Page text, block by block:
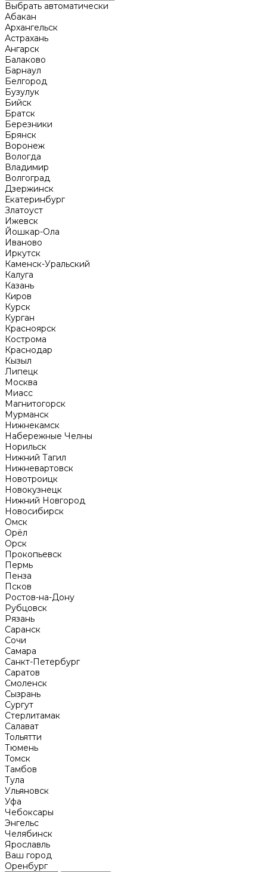
Выбрать автоматически
Абакан
Архангельск
Астрахань
Ангарск
Балаково
Барнаул
Белгород
Бузулук
Бийск
Братск
Березники
Брянск
Воронеж
Вологда
Владимир
Волгоград
Дзержинск
Екатеринбург
Златоуст
Ижевск
Йошкар-Ола
Иваново
Иркутск
Каменск-Уральский
Калуга
Казань
Киров
Курск
Курган
Красноярск
Кострома
Краснодар
Кызыл
Липецк
Москва
Миасс
Магнитогорск
Мурманск
Нижнекамск
Набережные Челны
Норильск
Нижний Тагил
Нижневартовск
Новотроицк
Новокузнецк
Нижний Новгород
Новосибирск
Омск
Орёл
Орск
Прокопьевск
Пермь
Пенза
Псков
Ростов-на-Дону
Рубцовск
Рязань
Саранск
Сочи
Самара
Санкт-Петербург
Саратов
Смоленск
Сызрань
Сургут
Стерлитамак
Салават
Тольятти
Тюмень
Томск
Тамбов
Тула
Ульяновск
Уфа
Чебоксары
Энгельс
Челябинск
Ярославль
Ваш город
Оренбург